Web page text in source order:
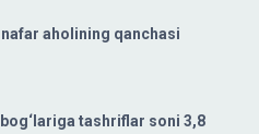
aholining qanchasi
tashriflar soni 3,8